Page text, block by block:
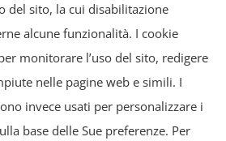
di proprietà del "Distretto Produttivo Agrumi di
d’autore. È pertanto vietato copiarli,
distribuirli, anche soltanto in
su questo sito, disponibili gratuitamente
del sito, la cui disabilitazione
alcune funzionalità. I cookie
monitorare l’uso del sito, redigere
nelle pagine web e simili. I
invece usati per personalizzare i
base delle Sue preferenze. Per